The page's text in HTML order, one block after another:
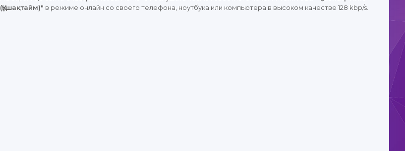
(Құшақтайм)" в режиме онлайн со своего телефона, ноутбука или компьютера в высоком качестве 128 kbp/s.